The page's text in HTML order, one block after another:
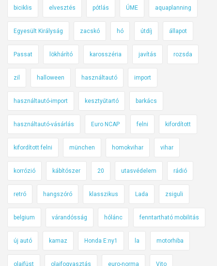
biciklis elvesztés pótlás ÚME aquaplanning
Egyesült Királyság zacskó hó útdíj állapot
Passat lökhárító karosszéria javítás rozsda
zil halloween használtautó import
használtautó-import kesztyűtartó barkács
használtautó-vásárlás Euro NCAP felni kifordított
kifordított felni münchen homokvihar vihar
korrózió kábítószer 20 utasvédelem rádió
retró hangszóró klasszikus Lada zsiguli
belgium várandósság hólánc fenntartható mobilitás
új autó kamaz Honda E:ny1 la motorhiba
olajfüst olajfogyasztás euro-norma Vito